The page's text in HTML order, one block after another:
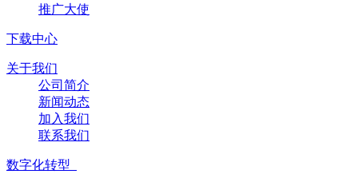
推广大使
下载中心
关于我们
公司简介
新闻动态
加入我们
联系我们
数字化转型